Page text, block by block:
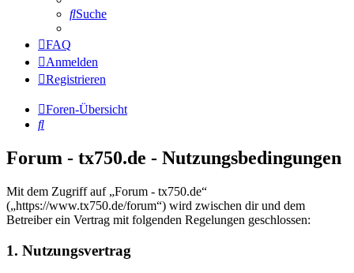
Suche
FAQ
Anmelden
Registrieren
Foren-Übersicht
Suche
Forum - tx750.de - Nutzungsbedingungen
Mit dem Zugriff auf „Forum - tx750.de“
(„https://www.tx750.de/forum“) wird zwischen dir und dem
Betreiber ein Vertrag mit folgenden Regelungen geschlossen:
1. Nutzungsvertrag